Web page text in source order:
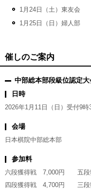
1月24日（土）東友会
1月25日（日）婦人部
催しのご案内
中部総本部段級位認定大
日時
2026年1月11日（日）受付9時
会場
日本棋院中部総本部
参加料
六段獲得戦 7,000円 五段
四段獲得戦 4,700円 三段